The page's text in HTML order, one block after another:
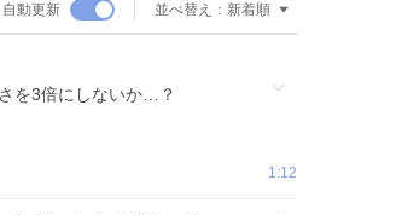
す
自動更新 並べ替え： 新着順
を3倍にしないか…？
1:12